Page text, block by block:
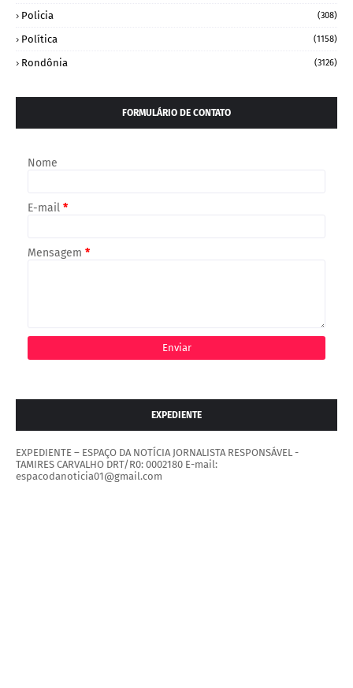
Policia (308)
Política (1158)
Rondônia (3126)
FORMULÁRIO DE CONTATO
Nome
E-mail *
Mensagem *
EXPEDIENTE
EXPEDIENTE – ESPAÇO DA NOTÍCIA JORNALISTA RESPONSÁVEL -
TAMIRES CARVALHO DRT/R0: 0002180 E-mail:
espacodanoticia01@gmail.com